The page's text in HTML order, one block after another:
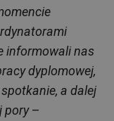
informowali nas
dyplomowej,
a dalej
pory–